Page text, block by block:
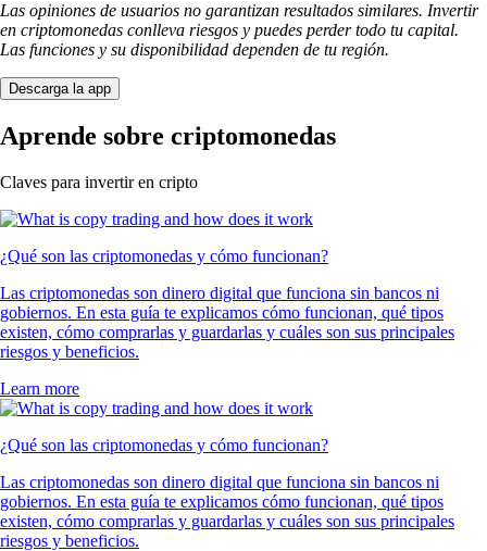
Las opiniones de usuarios no garantizan resultados similares. Invertir
en criptomonedas conlleva riesgos y puedes perder todo tu capital.
Las funciones y su disponibilidad dependen de tu región.
Descarga la app
Aprende sobre criptomonedas
Claves para invertir en cripto
¿Qué son las criptomonedas y cómo funcionan?
Las criptomonedas son dinero digital que funciona sin bancos ni
gobiernos. En esta guía te explicamos cómo funcionan, qué tipos
existen, cómo comprarlas y guardarlas y cuáles son sus principales
riesgos y beneficios.
Learn more
¿Qué son las criptomonedas y cómo funcionan?
Las criptomonedas son dinero digital que funciona sin bancos ni
gobiernos. En esta guía te explicamos cómo funcionan, qué tipos
existen, cómo comprarlas y guardarlas y cuáles son sus principales
riesgos y beneficios.